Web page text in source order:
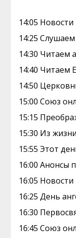
14:05 Новости
14:25
14:30 Читаем
14:40 Читаем
14:50
15:00 Союз
15:15
15:30 Из
15:55 Этот
16:00 Анонсы
16:05 Новости
16:25 День
16:30
16:45 Союз